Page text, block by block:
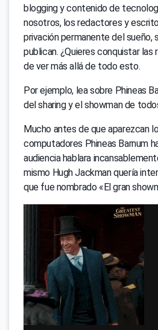
blogging y contenido de
nosotros, los redactores y
privación permanente del sueño,
publican. ¿Quieres conquistar
de ver más allá de todo esto.
Por ejemplo, lea sobre Phineas
del sharing y el showman de
Mucho antes de que aparezcan
computadores Phineas Barnum
audiencia hablara
mismo Hugh Jackman quería
que fue nombrado «El gran